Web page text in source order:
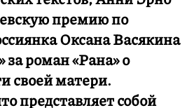
премию по
Оксана Васякина
за роман «Рана» о
своей матери.
представляет собой